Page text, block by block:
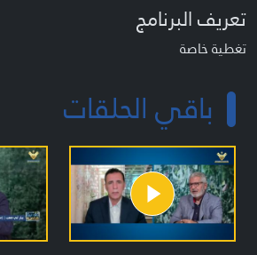
تعريف البرنامج
تغطية خاصة
باقي الحلقات